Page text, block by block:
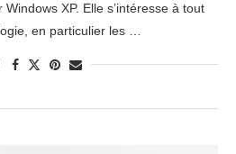
XP. Elle s’intéresse à tout
en particulier les …